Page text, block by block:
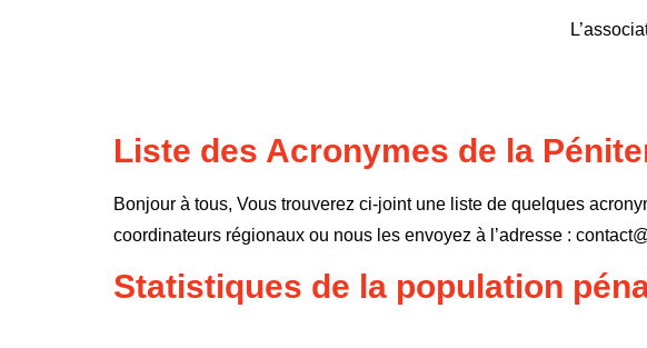
Liste des Acronymes de la
Bonjour à tous, Vous trouverez ci-joint une liste de quelques
coordinateurs régionaux ou nous les envoyez à l’adresse :
Statistiques de la population